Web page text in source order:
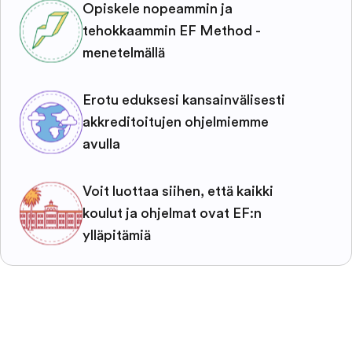
Opiskele nopeammin ja
tehokkaammin EF Method -
menetelmällä
Erotu eduksesi kansainvälisesti
akkreditoitujen ohjelmiemme
avulla
Voit luottaa siihen, että kaikki
koulut ja ohjelmat ovat EF:n
ylläpitämiä